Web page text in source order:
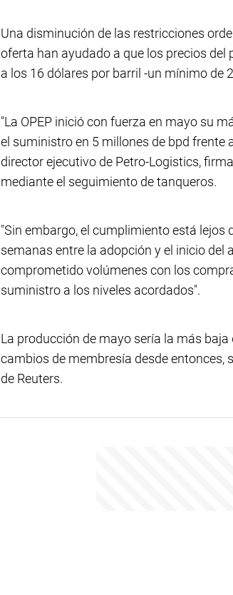
Una disminución de las restricciones
oferta han ayudado a que los precios
a los 16 dólares por barril -un mínimo de
"La OPEP inició con fuerza en mayo su
el suministro en 5 millones de bpd frente
director ejecutivo de Petro-Logistics,
mediante el seguimiento de tanqueros.
"Sin embargo, el cumplimiento está lejos
semanas entre la adopción y el inicio del
comprometido volúmenes con los
suministro a los niveles acordados".
La producción de mayo sería la más baja
cambios de membresía desde entonces,
de Reuters.